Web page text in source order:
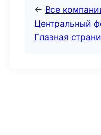
← Все
Центральный
Главная